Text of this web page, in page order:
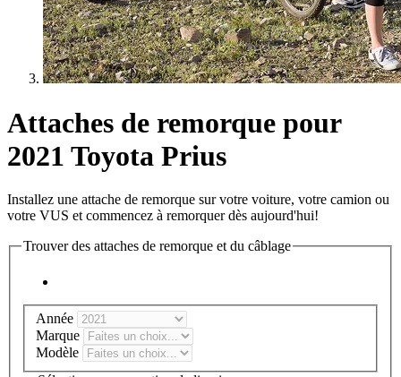
Attaches de remorque pour
2021 Toyota Prius
Installez une attache de remorque sur votre voiture, votre camion ou
votre VUS et commencez à remorquer dès aujourd'hui!
Trouver des attaches de remorque et du câblage
Année
Marque
Modèle